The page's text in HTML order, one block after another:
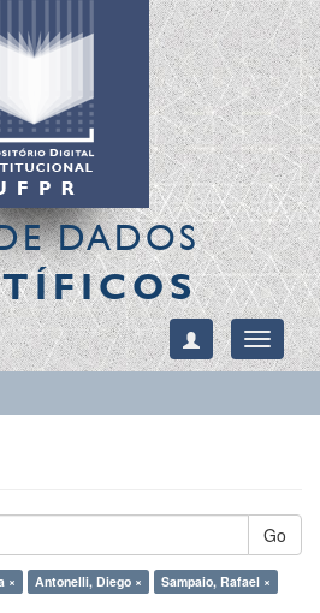
DADOS
Toggle
Go
× Antonelli, Diego ×
Sampaio, Rafael ×